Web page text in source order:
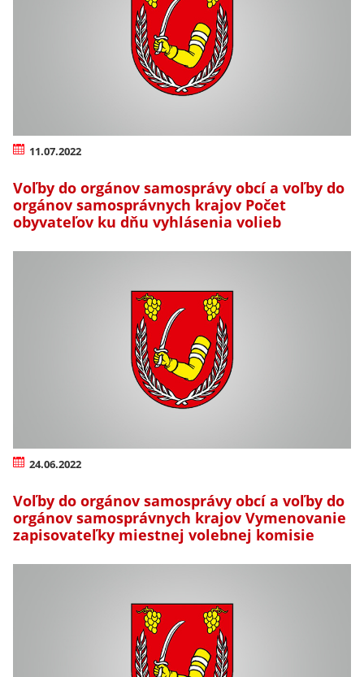
11.07.2022
Voľby do orgánov samosprávy obcí a voľby do
orgánov samosprávnych krajov Počet
obyvateľov ku dňu vyhlásenia volieb
24.06.2022
Voľby do orgánov samosprávy obcí a voľby do
orgánov samosprávnych krajov Vymenovanie
zapisovateľky miestnej volebnej komisie